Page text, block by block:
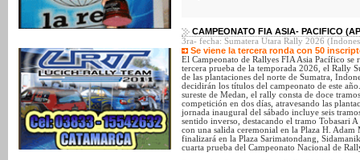
CAMPEONATO FIA ASIA- PACIFICO
3ra- fecha: Sumatera Utara Rally 2026
Se viene la tercera ronda con 50
El Campeonato de Rallyes FIA Asia Pacífico se
tercera prueba de la temporada 2026, el Rally
de las plantaciones del norte de Sumatra,
decidirán los títulos del campeonato de este
sureste de Medan, el rally consta de doce
competición en dos días, atravesando las
jornada inaugural del sábado incluye seis
sentido inverso, destacando el tramo Tobasari
con una salida ceremonial en la Plaza H.
finalizará en la Plaza Sarimatondang,
cuarta prueba del Campeonato Nacional de